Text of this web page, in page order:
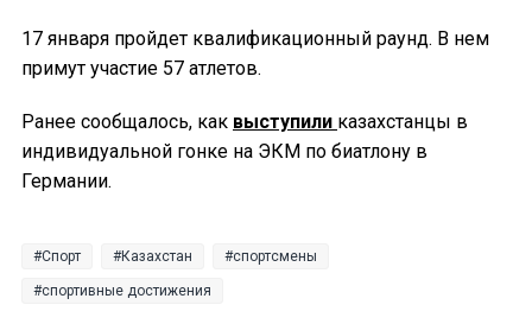
17 января пройдет квалификационный раунд. В нем
примут участие 57 атлетов.
Ранее сообщалось, как выступили казахстанцы в
индивидуальной гонке на ЭКМ по биатлону в
Германии.
Спорт Казахстан спортсмены
спортивные достижения